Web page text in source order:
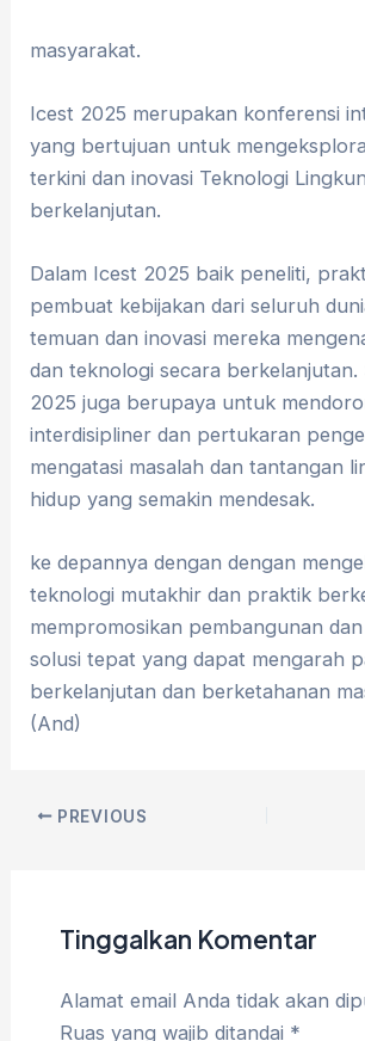
masyarakat.
Icest 2025 merupakan konferensi
yang bertujuan untuk
terkini dan inovasi Teknologi
berkelanjutan.
Dalam Icest 2025 baik peneliti,
pembuat kebijakan dari seluruh
temuan dan inovasi mereka
dan teknologi secara berkelanjutan.
2025 juga berupaya untuk
interdisipliner dan pertukaran
mengatasi masalah dan tantangan
hidup yang semakin mendesak.
ke depannya dengan dengan
teknologi mutakhir dan praktik
mempromosikan pembangunan
solusi tepat yang dapat mengarah
berkelanjutan dan berketahanan
(And)
PREVIOUS
Tinggalkan Komentar
Alamat email Anda tidak akan
Ruas yang wajib ditandai *